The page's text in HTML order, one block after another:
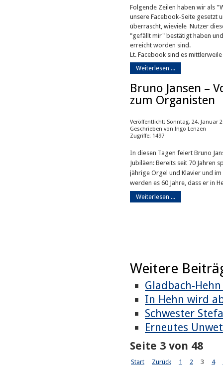
Folgende Zeilen haben wir als
unsere Facebook-Seite gesetzt
überrascht, wieviele Nutzer
"gefällt mir" bestätigt haben
erreicht worden sind.
Lt. Facebook sind es
Weiterlesen ...
Bruno Jansen –
zum Organisten
Veröffentlicht: Sonntag, 24. Januar
Geschrieben von Ingo Lenzen
Zugriffe: 1497
In diesen Tagen feiert Bruno
Jubiläen: Bereits seit 70 Jahren
jährige Orgel und Klavier und
werden es 60 Jahre, dass er in
Weiterlesen ...
Weitere
Gladbach-
In Hehn wird
Schwester
Erneutes
Seite 3 von 48
Start Zurück 1 2 3 4